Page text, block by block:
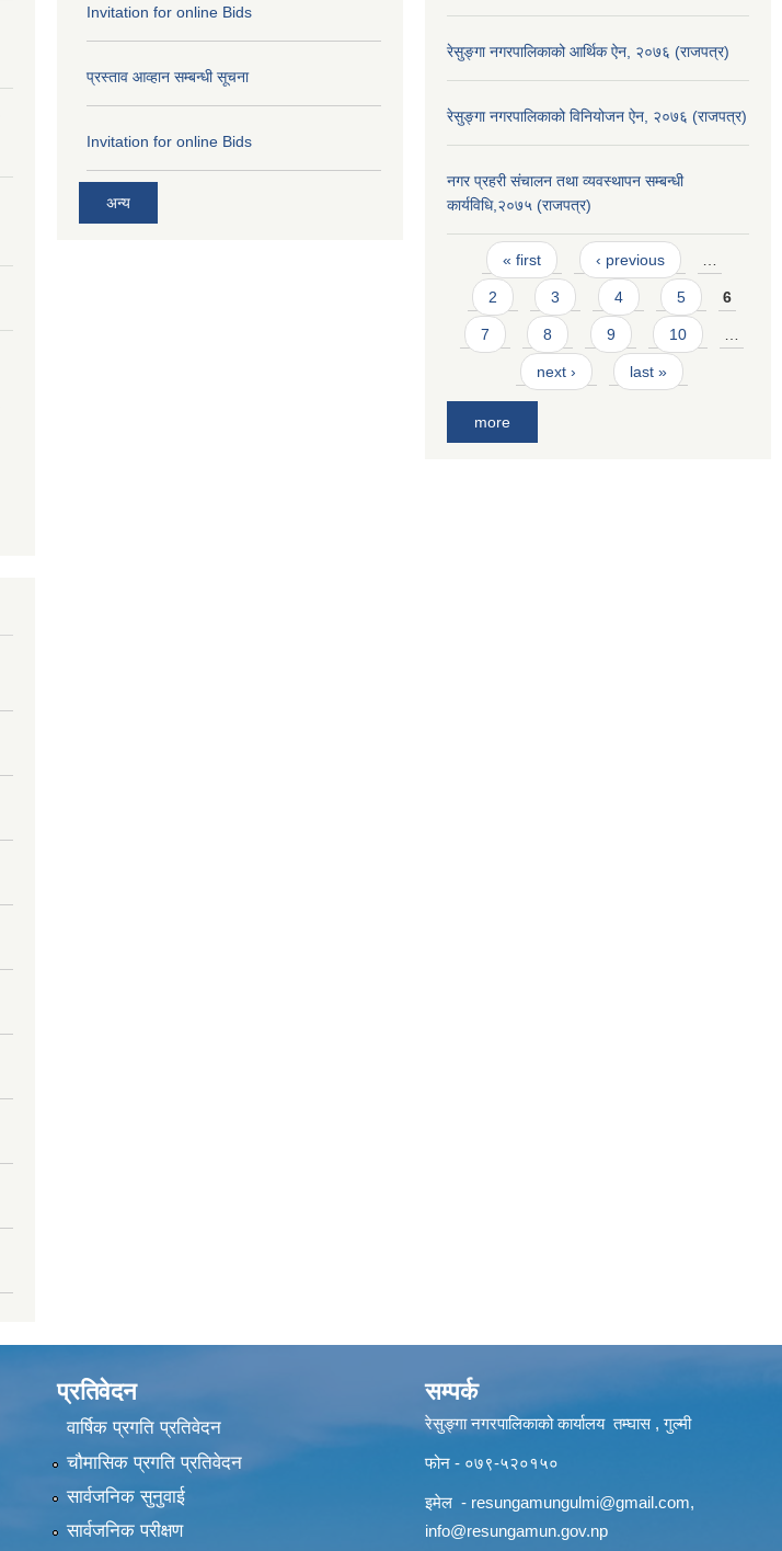
Invitation for online Bids
प्रस्ताव आव्हान सम्बन्धी सूचना
Invitation for online Bids
अन्य
रेसुङ्गा नगरपालिकाको आर्थिक ऐन, २०७६ (राजपत्र)
रेसुङ्गा नगरपालिकाको विनियोजन ऐन, २०७६ (राजपत्र)
नगर प्रहरी संचालन तथा व्यवस्थापन सम्बन्धी
कार्यविधि,२०७५ (राजपत्र)
Pages
« first ‹ previous
2 3 4 5 6
7 8 9 10
next › last »
more
प्रतिवेदन
वार्षिक प्रगति प्रतिवेदन
चौमासिक प्रगति प्रतिवेदन
सार्वजनिक सुनुवाई
सार्वजनिक परीक्षण
सम्पर्क
रेसुङ्गा नगरपालिकाको कार्यालय तम्घास , गुल्मी
फोन - ०७९-५२०१५०
इमेल - resungamungulmi@gmail.com,
info@resungamun.gov.np